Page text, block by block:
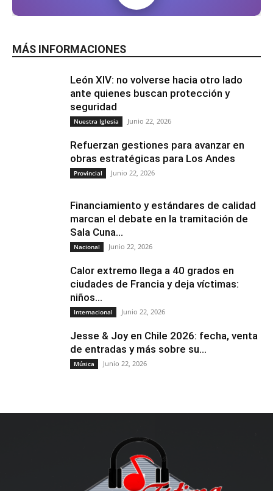
MÁS INFORMACIONES
León XIV: no volverse hacia otro lado
ante quienes buscan protección y
seguridad
Nuestra Iglesia Junio 22, 2026
Refuerzan gestiones para avanzar en
obras estratégicas para Los Andes
Provincial Junio 22, 2026
Financiamiento y estándares de calidad
marcan el debate en la tramitación de
Sala Cuna...
Nacional Junio 22, 2026
Calor extremo llega a 40 grados en
ciudades de Francia y deja víctimas:
niños...
Internacional Junio 22, 2026
Jesse & Joy en Chile 2026: fecha, venta
de entradas y más sobre su...
Música Junio 22, 2026